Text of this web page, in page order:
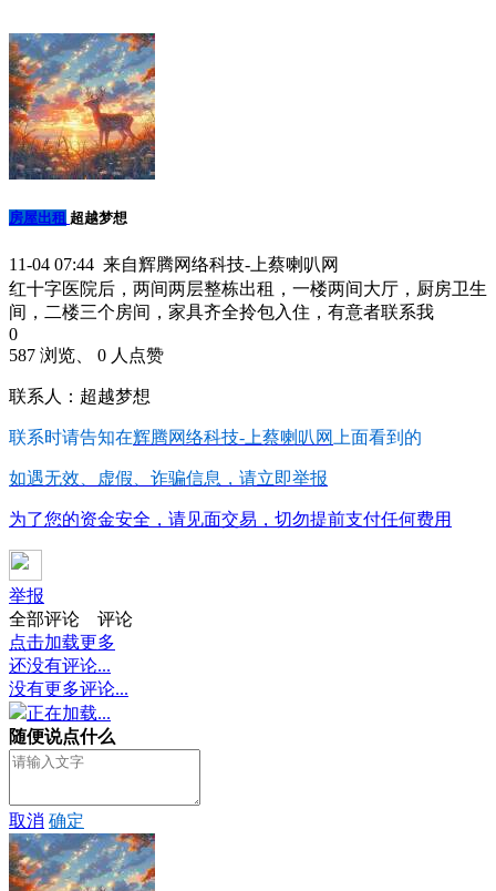
房屋出租 超越梦想
11-04 07:44 来自辉腾网络科技-上蔡喇叭网
红十字医院后，两间两层整栋出租，一楼两间大厅，厨房卫生
间，二楼三个房间，家具齐全拎包入住，有意者联系我
0
587 浏览、 0 人点赞
联系人：超越梦想
联系时请告知在辉腾网络科技-上蔡喇叭网 上面看到的
如遇无效、虚假、诈骗信息，请立即举报
为了您的资金安全，请见面交易，切勿提前支付任何费用
举报
全部评论
评论
点击加载更多
还没有评论...
没有更多评论...
正在加载...
随便说点什么
取消 确定